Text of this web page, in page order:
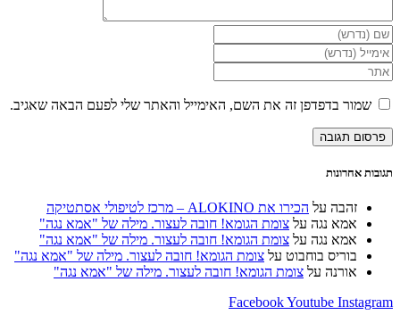
הזן
את
השם
שלך
או
שם
משתמש
כדי
הזן
את
כתובת
דואר
האלקטרוני
שלך
כדי
הזן
את
כתובת
האינטרנט
שלך
שמור בדפדפן זה את השם, האימייל והאתר שלי לפעם הבאה שאגיב.
תגובות אחרונות
זהבה על הכירו את ALOKINO – מרכז לטיפולי אסתטיקה
אמא נגה על צומת הגומא! חובה לעצור. מילה של "אמא נגה"
אמא נגה על צומת הגומא! חובה לעצור. מילה של "אמא נגה"
בוריס בוחבוט על צומת הגומא! חובה לעצור. מילה של "אמא נגה"
אורנה על צומת הגומא! חובה לעצור. מילה של "אמא נגה"
FacebookYoutube Instagram